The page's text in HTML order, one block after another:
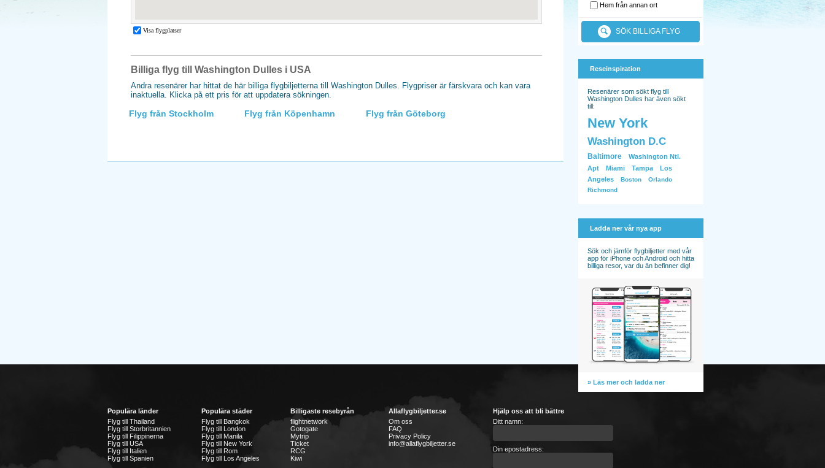
Billiga flyg till Washington Dulles i USA
Andra resenärer har hittat de här billiga flygbiljetterna till Washington Dulles. Flygpriser är färskvara och kan vara
inaktuella. Klicka på ett pris för att uppdatera sökningen.
Flyg från Stockholm Flyg från Köpenhamn Flyg från Göteborg
Hem från annan ort
SÖK BILLIGA FLYG
Reseinspiration
Resenärer som sökt flyg till
Washington Dulles har även sökt
till:
New York
Washington D.C
Baltimore
Washington Ntl.
Apt
Miami Tampa
Los
Angeles
Boston
Orlando
Richmond
Ladda ner vår nya app
Sök och jämför flygbiljetter med vår
app för iPhone och Android och hitta
billiga resor, var du än befinner dig!
» Läs mer och ladda ner
Populära länder
Flyg till Thailand
Flyg till Storbritannien
Flyg till Filippinerna
Flyg till USA
Flyg till Italien
Flyg till Spanien
Populära städer
Flyg till Bangkok
Flyg till London
Flyg till Manila
Flyg till New York
Flyg till Rom
Flyg till Los Angeles
Billigaste resebyrån
flightnetwork
Gotogate
Mytrip
Ticket
RCG
Kiwi
Allaflygbiljetter.se
Om oss
FAQ
Privacy Policy
info@allaflygbiljetter.se
Hjälp oss att bli bättre
Ditt namn:
Din epostadress: